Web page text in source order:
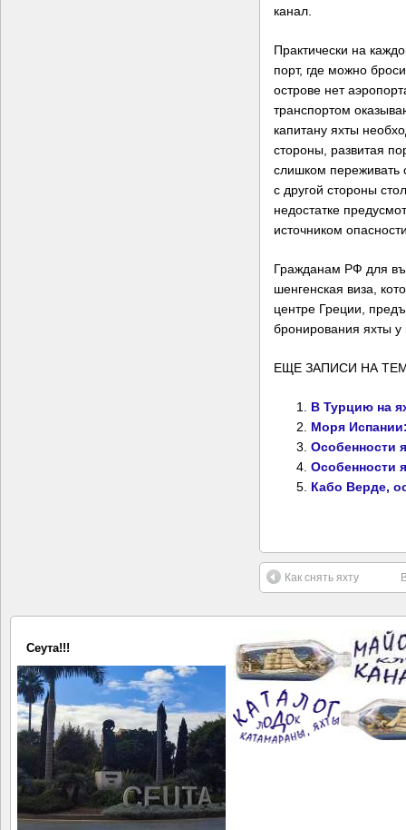
канал.
Практически на
порт, где можно
острове нет
транспортом
капитану яхты
стороны, развитая
слишком переживать
с другой стороны
недостатке
источником
Гражданам РФ для
шенгенская виза,
центре Греции,
бронирования яхты у
ЕЩЕ ЗАПИСИ НА
В Турцию на
Моря
Особенности
Особенности
Кабо Верде,
Как снять яхту
Сеута!!!